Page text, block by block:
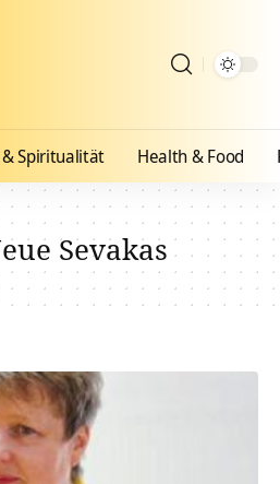
& Spiritualität Health & Food
Sevakas